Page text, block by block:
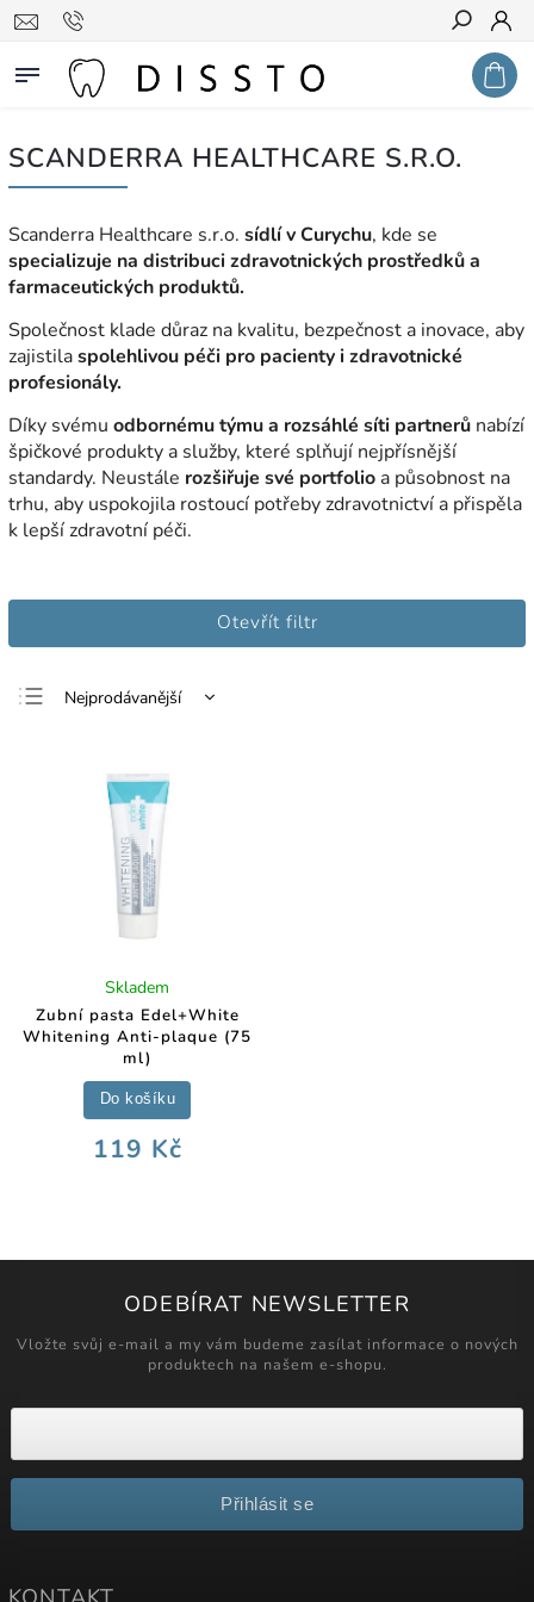
Hledat
SCANDERRA HEALTHCARE S.R.O.
Scanderra Healthcare s.r.o. sídlí v Curychu, kde se
specializuje na distribuci zdravotnických prostředků a
farmaceutických produktů.
Společnost klade důraz na kvalitu, bezpečnost a inovace, aby
zajistilaspolehlivou péči pro pacienty i zdravotnické
profesionály.
Díky svému odbornému týmu a rozsáhlé síti partnerů nabízí
špičkové produkty a služby, které splňují nejpřísnější
standardy. Neustále rozšiřuje své portfolio a působnost na
trhu, aby uspokojila rostoucí potřeby zdravotnictví a přispěla
k lepší zdravotní péči.
Otevřít filtr
Nejprodávanější
Nejdražší
Abecedně
Zubní pasta Edel+White
Whitening Anti-plaque (75
ml)
Skladem
119 Kč
Do košíku
ODEBÍRAT NEWSLETTER
Vložte svůj e-mail a my vám budeme zasílat informace o nových
produktech na našem e-shopu.
Přihlásit se